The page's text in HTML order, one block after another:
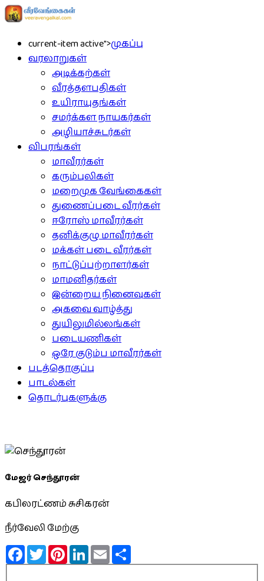
current-item active">முகப்பு
வரலாறுகள்
அடிக்கற்கள்
வீரத்தளபதிகள்
உயிராயுதங்கள்
சமர்க்கள நாயகர்கள்
அழியாச்சுடர்கள்
விபரங்கள்
மாவீரர்கள்
கரும்புலிகள்
மறைமுக வேங்கைகள்
துணைப்படை வீரர்கள்
ஈரோஸ் மாவீரர்கள்
தனிக்குழு மாவீரர்கள்
மக்கள் படை வீரர்கள்
நாட்டுப்பற்றாளர்கள்
மாமனிதர்கள்
இன்றைய நினைவுகள்
அகவை வாழ்த்து
துயிலுமில்லங்கள்
படையணிகள்
ஒரே குடும்ப மாவீரர்கள்
படத்தொகுப்பு
பாடல்கள்
தொடர்புகளுக்கு
மேஜர் செந்தூரன்
கபிலரட்ணம் சுசிகரன்
நீர்வேலி மேற்கு
FacebookTwitterPinterestLinkedInEmail